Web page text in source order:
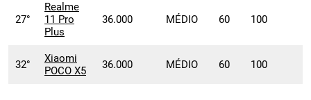
27°
Realme
11 Pro
Plus
36.000 MÉDIO 60 100
32°
Xiaomi
POCO X5
36.000 MÉDIO 60 100